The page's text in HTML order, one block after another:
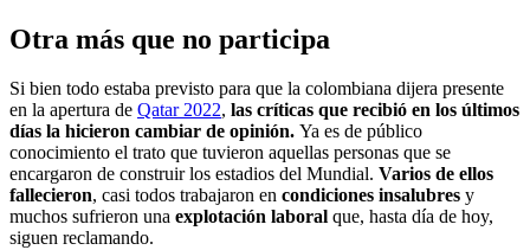
Otra más que no participa
Si bien todo estaba previsto para que la colombiana dijera presente
en la apertura de Qatar 2022, las críticas que recibió en los últimos
días la hicieron cambiar de opinión. Ya es de público
conocimiento el trato que tuvieron aquellas personas que se
encargaron de construir los estadios del Mundial. Varios de ellos
fallecieron, casi todos trabajaron en condiciones insalubres y
muchos sufrieron una explotación laboral que, hasta día de hoy,
siguen reclamando.